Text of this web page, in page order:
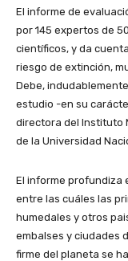
El informe de
por 145 expertos de
científicos, y da
riesgo de extinción,
Debe,
estudio -en su
directora del Instituto
de la Universidad
El informe profundiza
entre las cuáles las
humedales y otros
embalses y ciudades
firme del planeta se